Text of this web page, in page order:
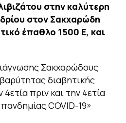
στην καλύτερη
στον Σακχαρώδη
έπαθλο 1500 Ε, και
Σακχαρώδους
διαβητικής
πριν και την 4ετία
COVID-19»